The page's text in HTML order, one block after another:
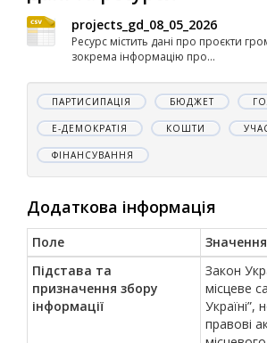
projects_gd_08_05_2026
Ресурс містить дані про проєкти
зокрема інформацію про...
ПАРТИСИПАЦІЯ БЮДЖЕТ
Е-ДЕМОКРАТІЯ КОШТИ
ФІНАНСУВАННЯ
Додаткова інформація
Поле
Значення
Підстава та
призначення збору
інформації
Закон
місцеве
Україні”,
правові